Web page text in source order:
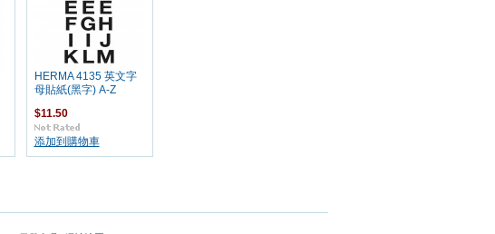
HERMA 4135 英文字
母貼紙(黑字) A-Z
$11.50
添加到購物車